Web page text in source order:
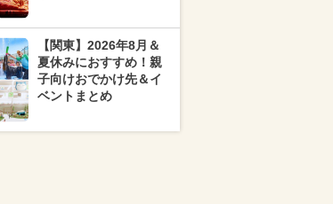
【関東】2026年8月＆
夏休みにおすすめ！親
子向けおでかけ先＆イ
ベントまとめ